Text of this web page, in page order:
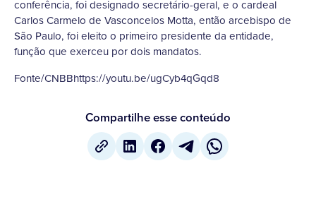
conferência, foi designado secretário-geral, e o cardeal
Carlos Carmelo de Vasconcelos Motta, então arcebispo de
São Paulo, foi eleito o primeiro presidente da entidade,
função que exerceu por dois mandatos.
Fonte/CNBBhttps://youtu.be/ugCyb4qGqd8
Compartilhe esse conteúdo